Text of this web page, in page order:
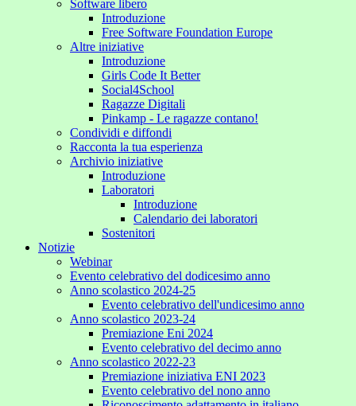
Software libero
Introduzione
Free Software Foundation Europe
Altre iniziative
Introduzione
Girls Code It Better
Social4School
Ragazze Digitali
Pinkamp - Le ragazze contano!
Condividi e diffondi
Racconta la tua esperienza
Archivio iniziative
Introduzione
Laboratori
Introduzione
Calendario dei laboratori
Sostenitori
Notizie
Webinar
Evento celebrativo del dodicesimo anno
Anno scolastico 2024-25
Evento celebrativo dell'undicesimo anno
Anno scolastico 2023-24
Premiazione Eni 2024
Evento celebrativo del decimo anno
Anno scolastico 2022-23
Premiazione iniziativa ENI 2023
Evento celebrativo del nono anno